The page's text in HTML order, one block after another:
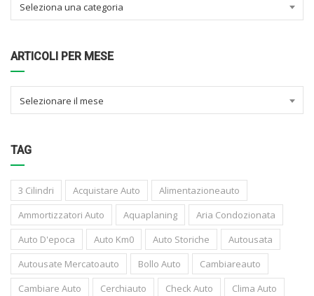
Seleziona una categoria
ARTICOLI PER MESE
Selezionare il mese
TAG
3 Cilindri Acquistare Auto
Alimentazioneauto
Ammortizzatori Auto
Aquaplaning
Aria Condozionata
Auto D'epoca
Auto Km0 Auto Storiche
Autousata
Autousate Mercatoauto
Bollo Auto
Cambiareauto
Cambiare Auto
Cerchiauto Check Auto
Clima Auto